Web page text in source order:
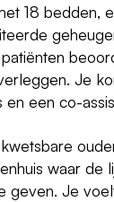
18 bedden,
Je
een co-
waar de
geven. Je